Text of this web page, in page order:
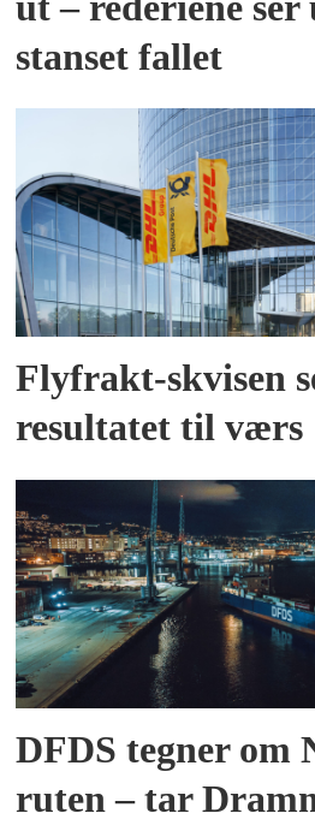
stanset fallet
Flyfrakt-skvisen
resultatet til værs
DFDS tegner om
ruten – tar